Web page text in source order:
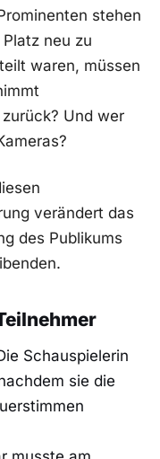
stehen
neu zu
waren, müssen
Und wer
verändert das
des Publikums
Schauspielerin
sie die